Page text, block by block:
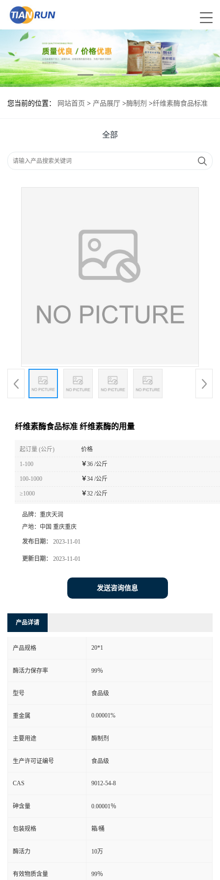
您当前的位置： 网站首页 > 产品展厅 >酶制剂 >纤维素酶食品标准
全部
纤维素酶食品标准 纤维素酶的用量
起订量 (公斤) 价格
1-100 ￥36 /公斤
100-1000 ￥34 /公斤
≥1000 ￥32 /公斤
品牌： 重庆天润
产地： 中国 重庆重庆
发布日期： 2023-11-01
更新日期： 2023-11-01
发送咨询信息
产品详请
产品规格 20*1
酶活力保存率 99％
型号 食品级
重金属 0.00001%
主要用途 酶制剂
生产许可证编号 食品级
CAS 9012-54-8
砷含量 0.00001％
包装规格 箱/桶
酶活力 10万
有效物质含量 99％